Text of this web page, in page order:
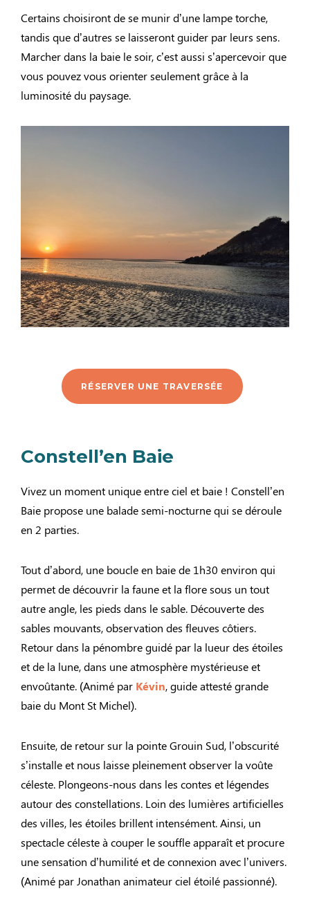
Certains choisiront de se munir d’une lampe torche,
tandis que d’autres se laisseront guider par leurs sens.
Marcher dans la baie le soir, c’est aussi s’apercevoir que
vous pouvez vous orienter seulement grâce à la
luminosité du paysage.
RÉSERVER UNE TRAVERSÉE
Constell’en Baie
Vivez un moment unique entre ciel et baie ! Constell’en
Baie propose une balade semi-nocturne qui se déroule
en 2 parties.
Tout d’abord, une boucle en baie de 1h30 environ qui
permet de découvrir la faune et la flore sous un tout
autre angle, les pieds dans le sable. Découverte des
sables mouvants, observation des fleuves côtiers.
Retour dans la pénombre guidé par la lueur des étoiles
et de la lune, dans une atmosphère mystérieuse et
envoûtante. (Animé par Kévin, guide attesté grande
baie du Mont St Michel).
Ensuite, de retour sur la pointe Grouin Sud, l’obscurité
s’installe et nous laisse pleinement observer la voûte
céleste. Plongeons-nous dans les contes et légendes
autour des constellations. Loin des lumières artificielles
des villes, les étoiles brillent intensément. Ainsi, un
spectacle céleste à couper le souffle apparaît et procure
une sensation d’humilité et de connexion avec l’univers.
(Animé par Jonathan animateur ciel étoilé passionné).